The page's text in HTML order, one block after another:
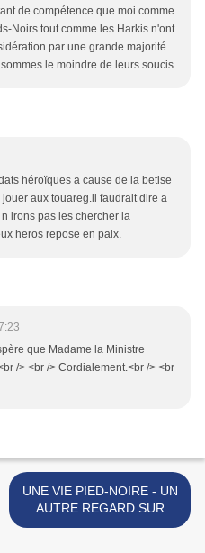
de compétence que moi comme
Noirs tout comme les Harkis n'ont
par une grande majorité
le moindre de leurs soucis.
héroïques a cause de la betise
aux touareg.il faudrait dire a
irons pas les chercher la
heros repose en paix.
que Madame la Ministre
/> <br /> Cordialement.<br /> <br
UNE VIE PIED-NOIRE - UN
AUTRE REGARD SUR
L'ALGÉRIE FRANÇAISE >